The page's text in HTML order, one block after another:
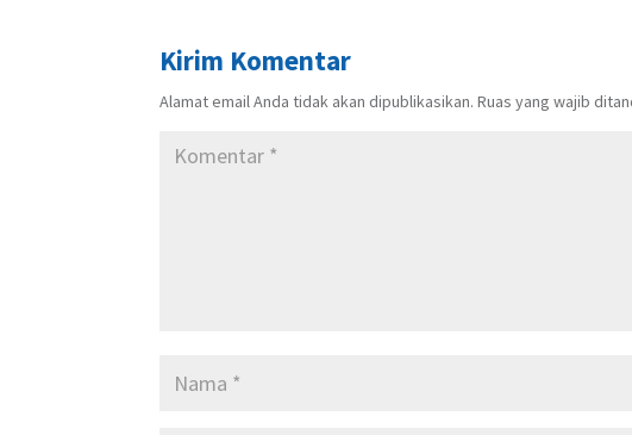
Kirim Komentar
Alamat email Anda tidak akan dipublikasikan. Ruas yang wajib